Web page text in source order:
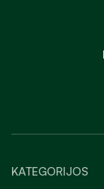
KATEGORIJOS